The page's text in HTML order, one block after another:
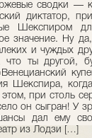
сводки —
диктатор,
Шекспиром
значение. Ну
и чуждых
что ты другой,
Шекспира,
при столь
он сыгран! У
дал ему
из Лодзи […]